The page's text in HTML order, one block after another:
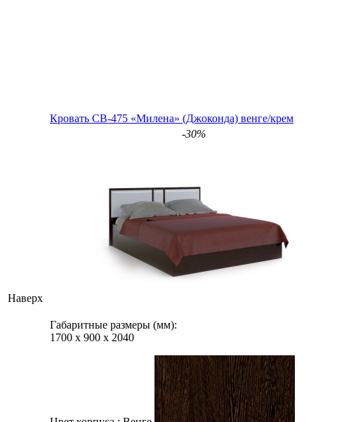
Наверх
Кровать СВ-475 «Милена» (Джоконда) венге/крем
-30%
Габаритные размеры (мм):
1700 х 900 х 2040